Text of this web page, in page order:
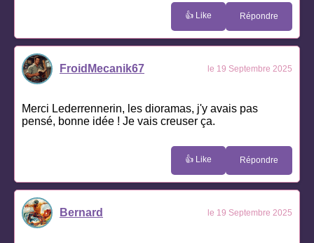
👍 Like Répondre
FroidMecanik67 le 19 Septembre 2025
Merci Lederrennerin, les dioramas, j'y avais pas
pensé, bonne idée ! Je vais creuser ça.
👍 Like Répondre
Bernard le 19 Septembre 2025